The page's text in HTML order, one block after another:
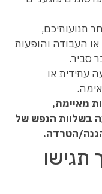
העבודה והופעות
או
בשלוות הנפש של
הטרדה.